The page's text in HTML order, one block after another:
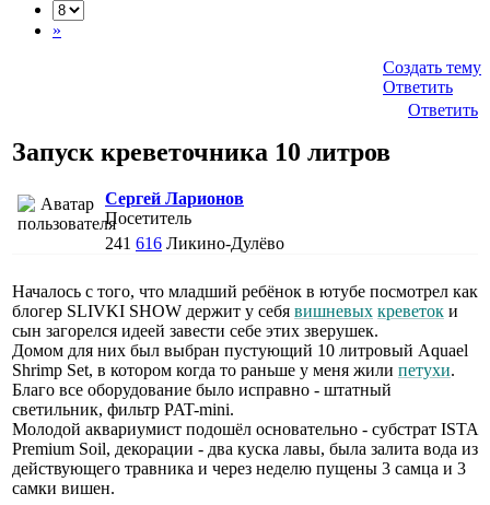
»
Создать тему
Ответить
Ответить
Запуск креветочника 10 литров
Сергей Ларионов
Посетитель
241 616 Ликино-Дулёво
Началось с того, что младший ребёнок в ютубе посмотрел как
блогер SLIVKI SHOW держит у себя вишневых креветок и
сын загорелся идеей завести себе этих зверушек.
Домом для них был выбран пустующий 10 литровый Aquael
Shrimp Set, в котором когда то раньше у меня жили петухи.
Благо все оборудование было исправно - штатный
светильник, фильтр PAT-mini.
Молодой аквариумист подошёл основательно - субстрат ISTA
Premium Soil, декорации - два куска лавы, была залита вода из
действующего травника и через неделю пущены 3 самца и 3
самки вишен.